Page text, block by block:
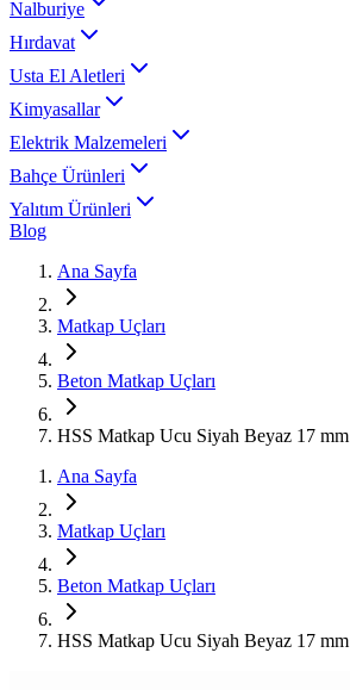
Nalburiye
Hırdavat
Usta El Aletleri
Kimyasallar
Elektrik Malzemeleri
Bahçe Ürünleri
Yalıtım Ürünleri
Blog
Ana Sayfa
Matkap Uçları
Beton Matkap Uçları
HSS Matkap Ucu Siyah Beyaz 17 mm
Ana Sayfa
Matkap Uçları
Beton Matkap Uçları
HSS Matkap Ucu Siyah Beyaz 17 mm